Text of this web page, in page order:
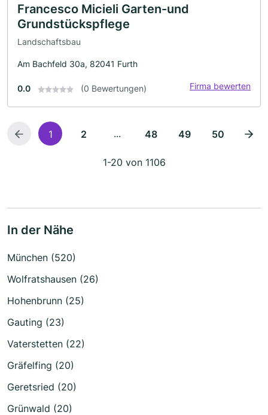
Francesco Micieli Garten-und
Grundstückspflege
Landschaftsbau
Am Bachfeld 30a, 82041 Furth
0.0 (0 Bewertungen) Firma bewerten
1 2 ... 48 49 50
1-20 von 1106
In der Nähe
München (520)
Wolfratshausen (26)
Hohenbrunn (25)
Gauting (23)
Vaterstetten (22)
Gräfelfing (20)
Geretsried (20)
Grünwald (20)